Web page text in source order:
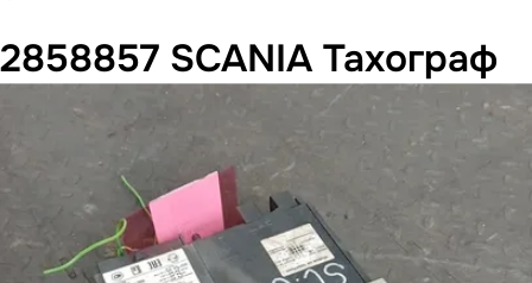
2858857 SCANIA Тахограф